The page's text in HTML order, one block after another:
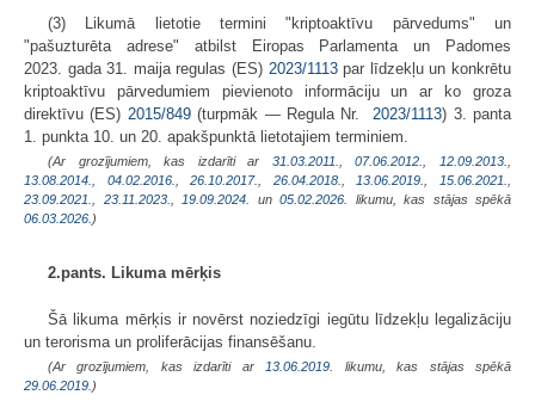
(3) Likumā lietotie termini "kriptoaktīvu pārvedums" un
"pašuzturēta adrese" atbilst Eiropas Parlamenta un Padomes
2023. gada 31. maija regulas (ES) 2023/1113par līdzekļu un konkrētu
kriptoaktīvu pārvedumiem pievienoto informāciju un ar ko groza
direktīvu (ES) 2015/849(turpmāk — Regula Nr.2023/1113) 3. panta
1. punkta 10. un 20. apakšpunktā lietotajiem terminiem.
(Ar grozījumiem, kas izdarīti ar 31.03.2011. ,07.06.2012. 12.09.2013.
13.08.2014.
04.02.2016. ,26.10.2017. 26.04.2018. 13.06.2019. 15.06.2021.
23.09.2021.
23.11.2023. 19.09.2024. un 05.02.2026 . likumu, kas stājas spēkā
06.03.2026. )
2.pants. Likuma mērķis
Šā likuma mērķis ir novērst noziedzīgi iegūtu līdzekļu legalizāciju
un terorisma un proliferācijas finansēšanu.
(Ar grozījumiem, kas izdarīti ar 13.06.2019 . likumu, kas stājas spēkā
29.06.2019. )